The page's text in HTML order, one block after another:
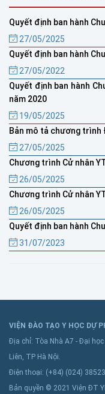
Quyết định ban hành
27/05/2025
Quyết định ban hành
27/05/2022
Quyết định ban hành
năm 2020
19/05/2025
Bản mô tả chương trình
27/05/2025
Chương trình Cử nhân
26/05/2025
Chương trình Cử nhân
26/05/2025
Quyết định ban hành
31/07/2023
VIỆN ĐÀO TẠO Y HỌC DỰ
Địa chỉ: Tòa Nhà A7 - Đại
Liên, TP Hà Nội.
Điện thoại: (+84) (024)
Bản quyền © 2021 Viện ĐT